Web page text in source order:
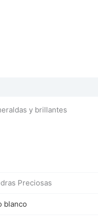
y brillantes
Preciosas
blanco